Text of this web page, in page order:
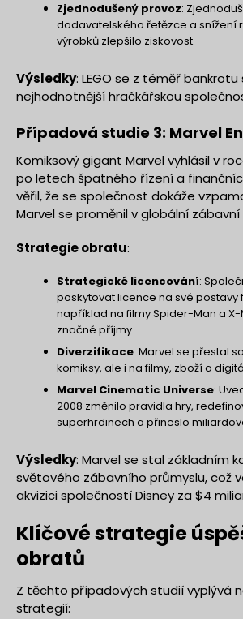
Zjednodušený provoz:
dodavatelského řetězce a snížení
výrobků zlepšilo ziskovost.
Výsledky: LEGO se z téměř
nejhodnotnější hračkářskou
Případová studie 3: Marvel
Komiksový gigant Marvel vyhlásil v
po letech špatného řízení a
věřil, že se společnost dokáže
Marvel se proměnil v globální
Strategie obratu:
Strategické licencování:
poskytovat licence na své postavy
například na filmy Spider-Man a X-
značné příjmy.
Diverzifikace: Marvel se přestal
komiksy, ale i na filmy, zboží a
Marvel Cinematic Universe:
2008 změnilo pravidla hry,
superhrdinech a přineslo
Výsledky: Marvel se stal základním
světového zábavního průmyslu, což
akvizici společností Disney za $4
Klíčové strategie
obratů
Z těchto případových studií vyplývá
strategií: